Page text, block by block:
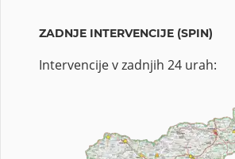
ZADNJE INTERVENCIJE (SPIN)
Intervencije v zadnjih 24 urah: